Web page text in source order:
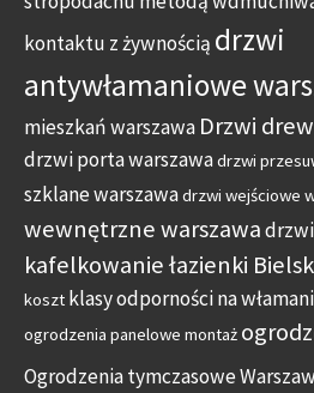
kontaktu z żywnością drzwi
antywłamaniowe
mieszkań warszawa Drzwi
drzwi porta warszawadrzwi
szklane warszawadrzwi wejściowe
wewnętrzne warszawa
kafelkowanie łazienki
koszt klasy odporności na
ogrodzenia panelowe montaż
Ogrodzenia tymczasowe